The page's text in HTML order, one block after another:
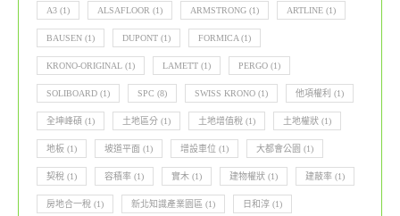
A3 (1) ALSAFLOOR (1) ARMSTRONG (1) ARTLINE (1)
BAUSEN (1) DUPONT (1) FORMICA (1)
KRONO-ORIGINAL (1) LAMETT (1) PERGO (1)
SOLIBOARD (1) SPC (8) SWISS KRONO (1) 他項權利 (1)
全坤峰碩 (1) 土地區分 (1) 土地增值稅 (1) 土地權狀 (1)
地板 (1) 坡道平面 (1) 增設車位 (1) 大都會公園 (1)
契稅 (1) 容積率 (1) 實木 (1) 建物權狀 (1) 建蔽率 (1)
房地合一稅 (1) 新北知識產業園區 (1) 日和淳 (1)